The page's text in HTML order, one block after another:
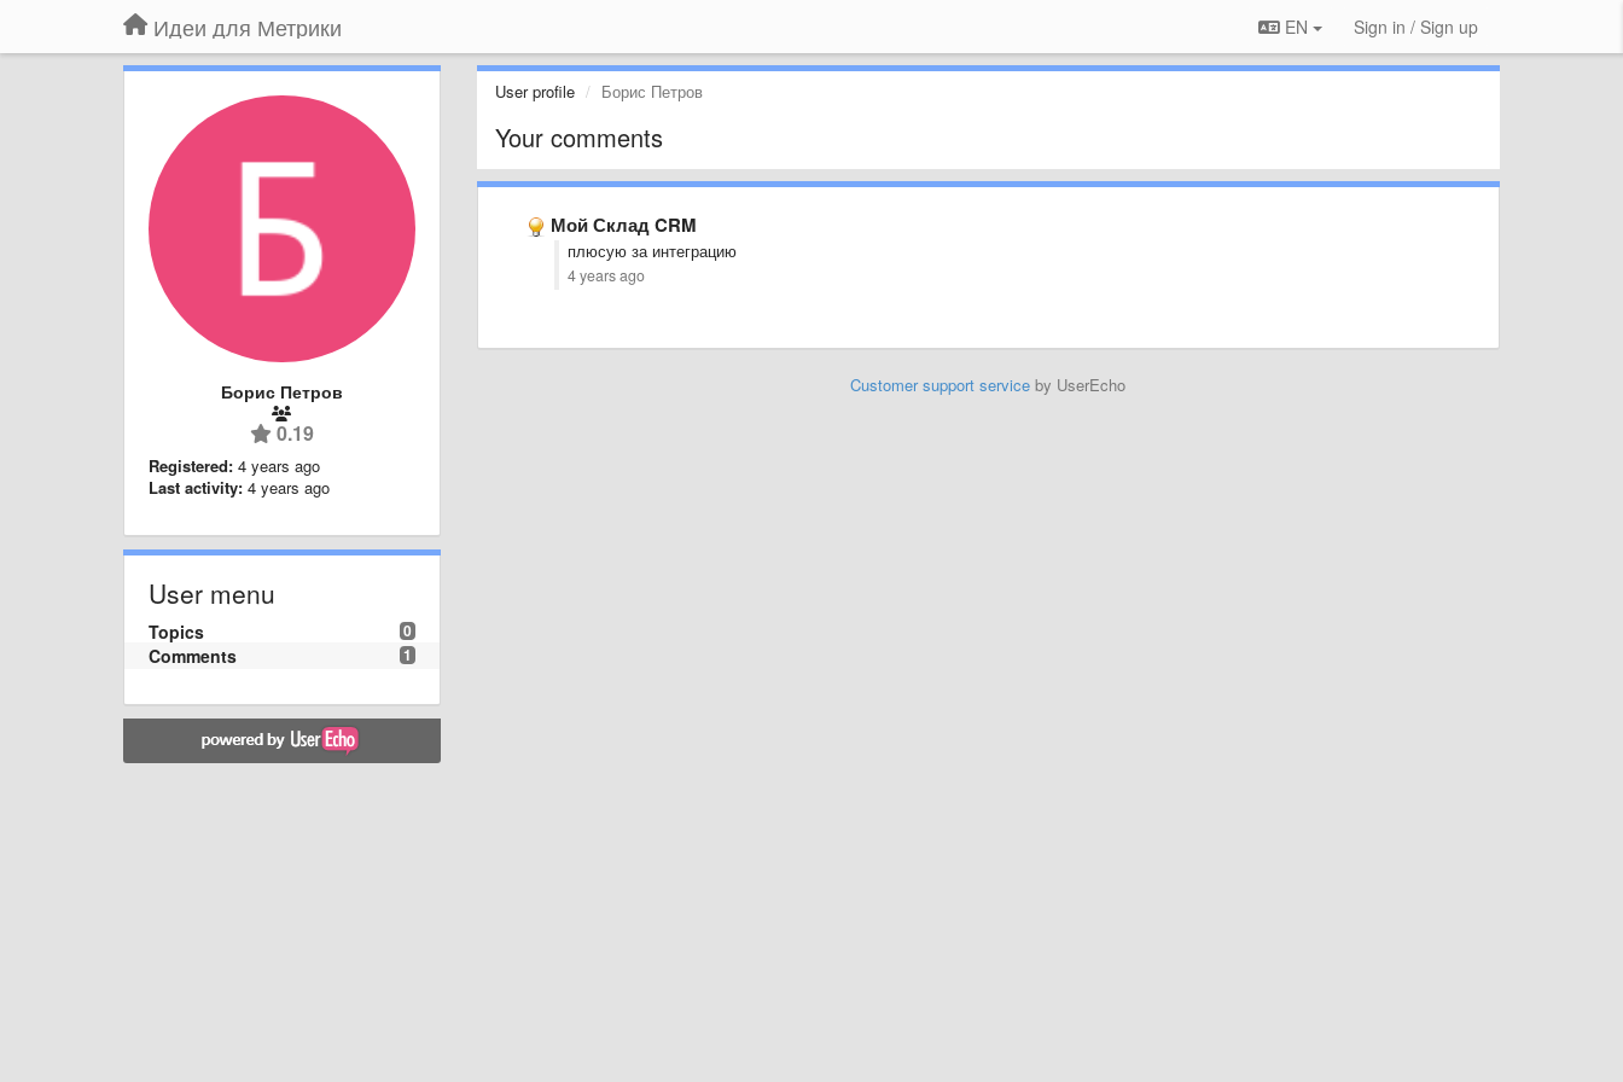
Идеи для Метрики EN Sign in / Sign up
Борис Петров
0.19
Registered: 4 years ago
Last activity: 4 years ago
User menu
0
Topics
1
Comments
User profile Борис Петров
Your comments
Мой Склад CRM
плюсую за интеграцию
4 years ago
Customer support service by UserEcho